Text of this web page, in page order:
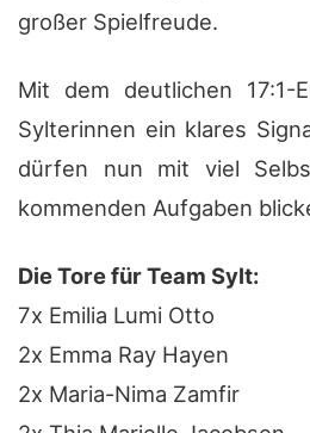
großer Spielfreude.
Mit dem deutlichen 17:1-
Sylterinnen ein klares
dürfen nun mit viel
kommenden Aufgaben
Die Tore für Team Sylt:
7x Emilia Lumi Otto
2x Emma Ray Hayen
2x Maria-Nima Zamfir